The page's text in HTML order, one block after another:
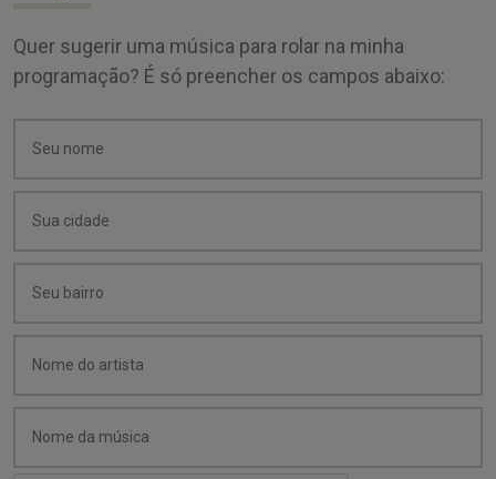
Quer sugerir uma música para rolar na minha
programação? É só preencher os campos abaixo: